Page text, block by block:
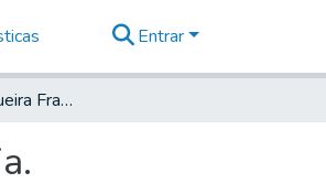
Entrar
Para Lucas de Siqueira Franco, Capitam mor da Vila de Atibaia.